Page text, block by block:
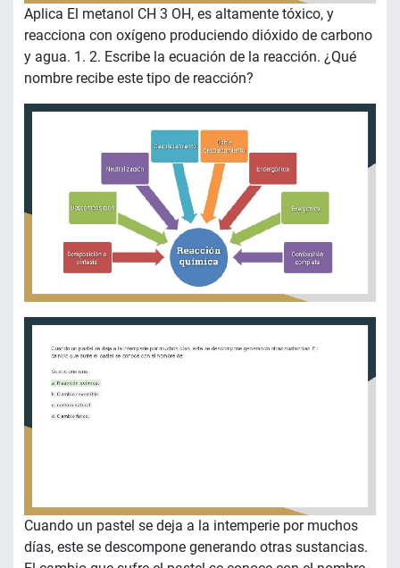
Aplica El metanol CH 3 OH, es altamente tóxico, y
reacciona con oxígeno produciendo dióxido de carbono
y agua. 1. 2. Escribe la ecuación de la reacción. ¿Qué
nombre recibe este tipo de reacción?
Cuando un pastel se deja a la intemperie por muchos
días, este se descompone generando otras sustancias.